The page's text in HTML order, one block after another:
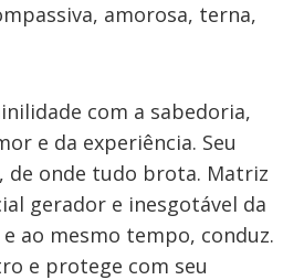
amorosa, terna,
com a sabedoria,
e da experiência. Seu
de onde tudo brota. Matriz
gerador e inesgotável da
ao mesmo tempo, conduz.
e protege com seu